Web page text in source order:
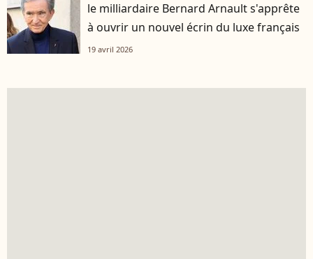
le milliardaire Bernard Arnault s'apprête
à ouvrir un nouvel écrin du luxe français
19 avril 2026